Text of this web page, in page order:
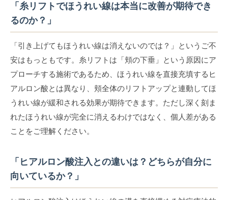
「糸リフトでほうれい線は本当に改善が期待でき
るのか？」
「引き上げてもほうれい線は消えないのでは？」というご不
安はもっともです。糸リフトは「頬の下垂」という原因にア
プローチする施術であるため、ほうれい線を直接充填するヒ
アルロン酸とは異なり、頬全体のリフトアップと連動してほ
うれい線が緩和される効果が期待できます。ただし深く刻ま
れたほうれい線が完全に消えるわけではなく、個人差がある
ことをご理解ください。
「ヒアルロン酸注入との違いは？どちらが自分に
向いているか？」